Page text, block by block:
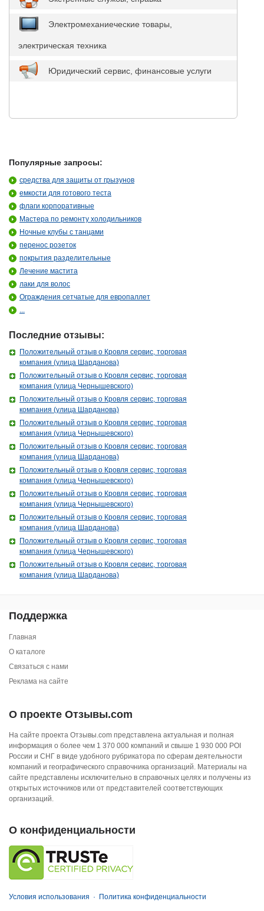
Электромеханиеческие товары,
электрическая техника
Юридический сервис, финансовые услуги
Популярные запросы:
средства для защиты от грызунов
емкости для готового теста
флаги корпоративные
Мастера по ремонту холодильников
Ночные клубы с танцами
перенос розеток
покрытия разделительные
Лечение мастита
лаки для волос
Ограждения сетчатые для европаллет
...
Последние отзывы:
Положительный отзыв о Кровля сервис, торговая
компания (улица Шарданова)
Положительный отзыв о Кровля сервис, торговая
компания (улица Чернышевского)
Положительный отзыв о Кровля сервис, торговая
компания (улица Шарданова)
Положительный отзыв о Кровля сервис, торговая
компания (улица Чернышевского)
Положительный отзыв о Кровля сервис, торговая
компания (улица Шарданова)
Положительный отзыв о Кровля сервис, торговая
компания (улица Чернышевского)
Положительный отзыв о Кровля сервис, торговая
компания (улица Чернышевского)
Положительный отзыв о Кровля сервис, торговая
компания (улица Шарданова)
Положительный отзыв о Кровля сервис, торговая
компания (улица Чернышевского)
Положительный отзыв о Кровля сервис, торговая
компания (улица Шарданова)
Поддержка
Главная
О каталоге
Связаться с нами
Реклама на сайте
О проекте Отзывы.com
На сайте проекта Отзывы.com представлена актуальная и полная
информация о более чем 1 370 000 компаний и свыше 1 930 000 POI
России и СНГ в виде удобного рубрикатора по сферам деятельности
компаний и географического справочника организаций. Материалы на
сайте представлены исключительно в справочных целях и получены из
открытых источников или от представителей соответствующих
организаций.
О конфиденциальности
Условия использования · Политика конфиденциальности